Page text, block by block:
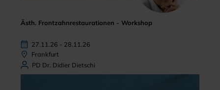
Ästh. Frontzahnrestaurationen - Workshop
27.11.26 - 28.11.26
Frankfurt
PD Dr. Didier Dietschi